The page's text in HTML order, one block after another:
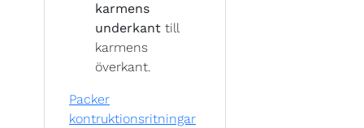
karmens
underkant till
karmens
överkant.
Packer
kontruktionsritningar